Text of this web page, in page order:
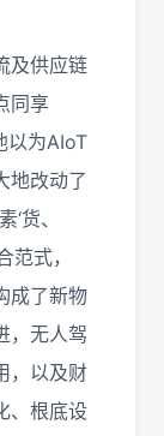
及供应链
同享
以为AIoT
地改动了
货、
范式，
成了新物
，无人驾
，以及财
、根底设